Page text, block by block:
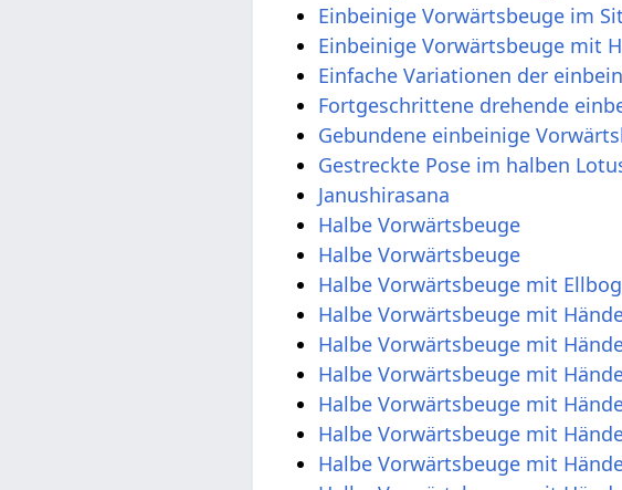
Einbeinige Vorwärtsbeuge im
Einbeinige Vorwärtsbeuge mit
Einfache Variationen der
Fortgeschrittene drehende
Gebundene einbeinige
Halbe Vorwärtsbeuge
Halbe Vorwärtsbeuge
Halbe Vorwärtsbeuge mit
Halbe Vorwärtsbeuge mit
Halbe Vorwärtsbeuge mit
Halbe Vorwärtsbeuge mit
Halbe Vorwärtsbeuge mit
Halbe Vorwärtsbeuge mit
Halbe Vorwärtsbeuge mit